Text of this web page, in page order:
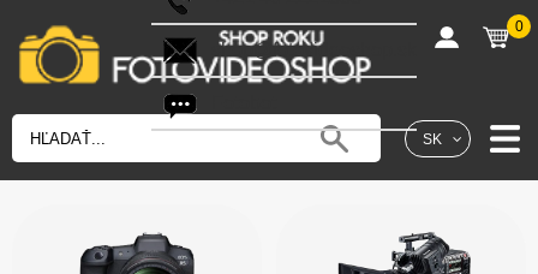
SK
shop@fotovideoshop.sk
0